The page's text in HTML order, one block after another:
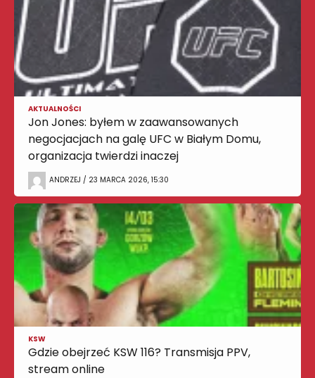
AKTUALNOŚCI
Jon Jones: byłem w zaawansowanych
negocjacjach na galę UFC w Białym Domu,
organizacja twierdzi inaczej
ANDRZEJ / 23 MARCA 2026, 15:30
KSW
Gdzie obejrzeć KSW 116? Transmisja PPV,
stream online